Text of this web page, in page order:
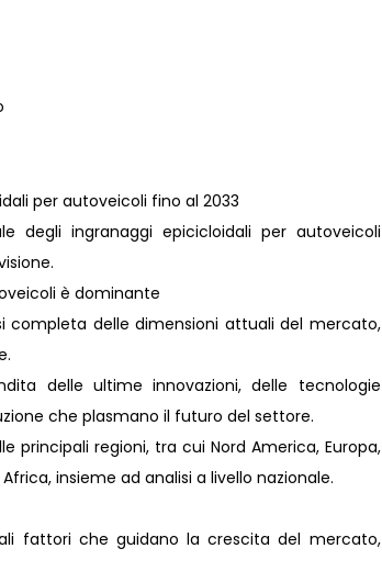
per autoveicoli fino al 2033
degli ingranaggi epicicloidali per autoveicoli
è dominante
completa delle dimensioni attuali del mercato,
delle ultime innovazioni, delle tecnologie
che plasmano il futuro del settore.
principali regioni, tra cui Nord America, Europa,
insieme ad analisi a livello nazionale.
fattori che guidano la crescita del mercato,